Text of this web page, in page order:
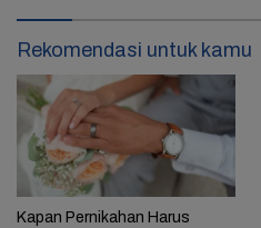
Rekomendasi untuk kamu
Kapan Pernikahan Harus